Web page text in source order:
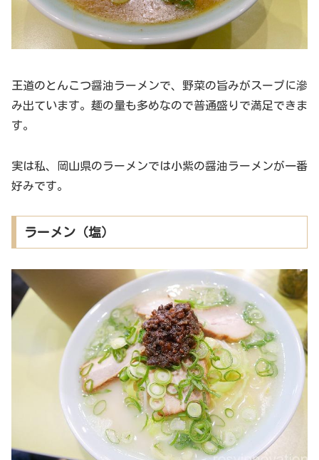
王道のとんこつ醤油ラーメンで、野菜の旨みがスープに滲
み出ています。麺の量も多めなので普通盛りで満足できま
す。
実は私、岡山県のラーメンでは小紫の醤油ラーメンが一番
好みです。
ラーメン（塩）